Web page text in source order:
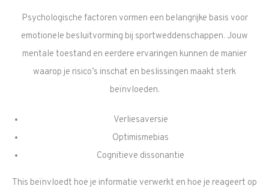
Psychologische factoren vormen een belangrijke basis voor
emotionele besluitvorming bij sportweddenschappen. Jouw
mentale toestand en eerdere ervaringen kunnen de manier
waarop je risico’s inschat en beslissingen maakt sterk
beïnvloeden.
Verliesaversie
Optimismebias
Cognitieve dissonantie
This beïnvloedt hoe je informatie verwerkt en hoe je reageert op